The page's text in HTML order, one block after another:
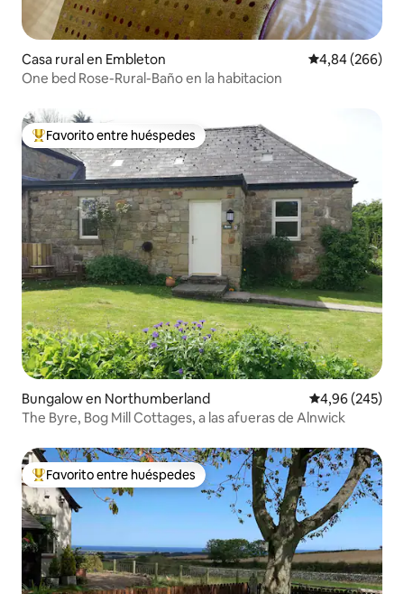
Casa rural en Embleton Calificación
4,84 (266)
One bed Rose-Rural-Baño en la habitacion
Favorito entre los huéspedes más destacados
Favorito entre huéspedes
Bungalow en Northumberland Calificación
4,96 (245)
The Byre, Bog Mill Cottages, a las afueras de Alnwick
Favorito entre los huéspedes más destacados
Favorito entre huéspedes